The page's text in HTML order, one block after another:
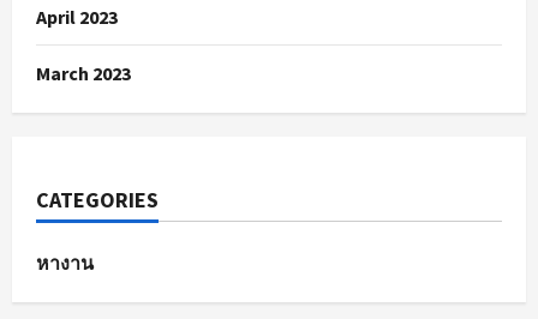
April 2023
March 2023
CATEGORIES
หางาน